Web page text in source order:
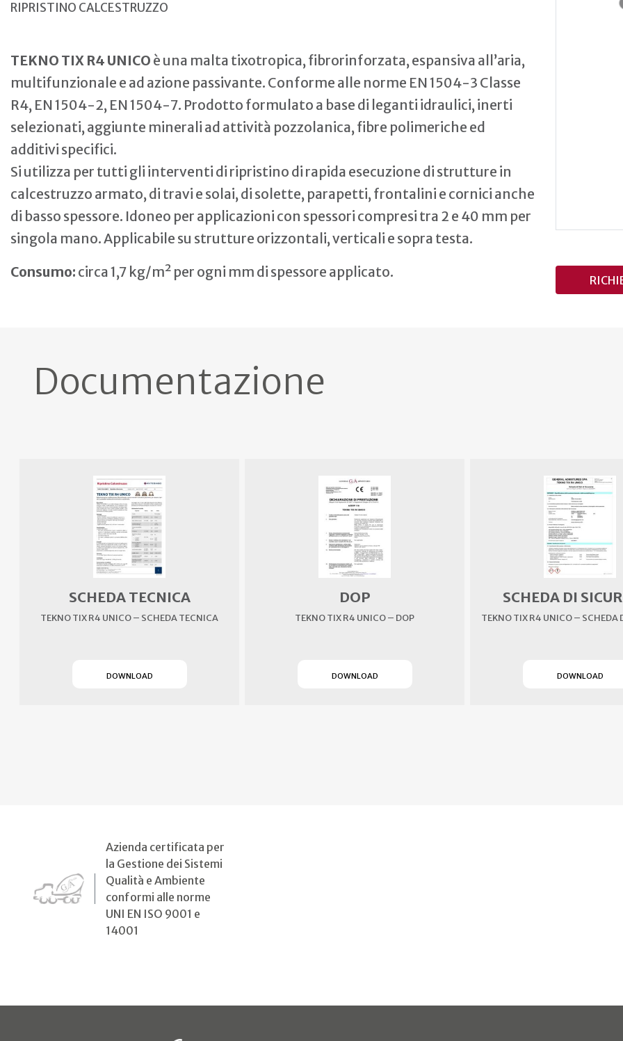
RIPRISTINO CALCESTRUZZO
TEKNO TIX R4 UNICO è una malta tixotropica, fibrorinforzata, espansiva all’aria,
multifunzionale e ad azione passivante. Conforme alle norme EN 1504-3 Classe
R4, EN 1504-2, EN 1504-7. Prodotto formulato a base di leganti idraulici, inerti
selezionati, aggiunte minerali ad attività pozzolanica, fibre polimeriche ed
additivi specifici.
Si utilizza per tutti gli interventi di ripristino di rapida esecuzione di strutture in
calcestruzzo armato, di travi e solai, di solette, parapetti, frontalini e cornici anche
di basso spessore. Idoneo per applicazioni con spessori compresi tra 2 e 40 mm per
singola mano. Applicabile su strutture orizzontali, verticali e sopra testa.
Consumo: circa 1,7 kg/m² per ogni mm di spessore applicato.
Documentazione
SCHEDA TECNICA
TEKNO TIX R4 UNICO – SCHEDA TECNICA
DOWNLOAD(SI APRE IN UN NUOVO TAB)
DOP
TEKNO TIX R4 UNICO – DOP
DOWNLOAD(SI APRE IN UN NUOVO TAB)
SCHEDA DI
TEKNO TIX R4 UNICO – SCHEDA
DOWNLOAD(SI
Azienda certificata per
la Gestione dei Sistemi
Qualità e Ambiente
conformi alle norme
UNI EN ISO 9001 e
14001